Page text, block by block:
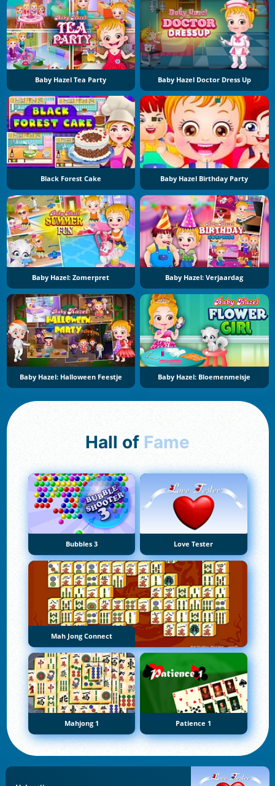
Baby Hazel Tea Party Baby Hazel Doctor Dress Up
Black Forest Cake Baby Hazel Birthday Party
Baby Hazel: Zomerpret Baby Hazel: Verjaardag
Baby Hazel: Halloween Feestje Baby Hazel: Bloemenmeisje
Hall of Fame
Bubbles 3 Love Tester
Mah Jong Connect
Mahjong 1 Patience 1